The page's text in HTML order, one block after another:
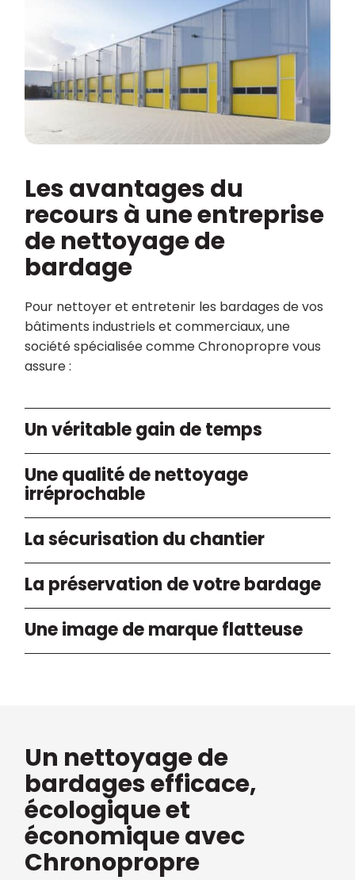
Les avantages du
recours à une entreprise
de nettoyage de
bardage
Pour nettoyer et entretenir les bardages de vos
bâtiments industriels et commerciaux, une
société spécialisée comme Chronopropre vous
assure :
Un véritable gain de temps
Une qualité de nettoyage
irréprochable
La sécurisation du chantier
La préservation de votre bardage
Une image de marque flatteuse
Un nettoyage de
bardages efficace,
écologique et
économique avec
Chronopropre